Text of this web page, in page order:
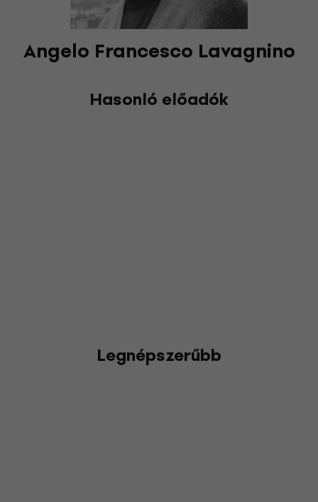
Angelo Francesco Lavagnino
Hasonló előadók
Legnépszerűbb